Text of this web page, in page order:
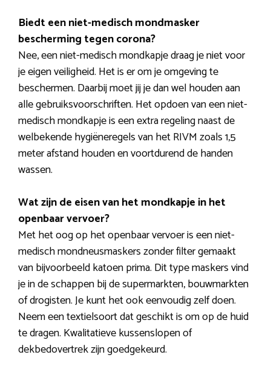
Biedt een niet-medisch mondmasker
bescherming tegen corona?
Nee, een niet-medisch mondkapje draag je niet voor
je eigen veiligheid. Het is er om je omgeving te
beschermen. Daarbij moet jij je dan wel houden aan
alle gebruiksvoorschriften. Het opdoen van een niet-
medisch mondkapje is een extra regeling naast de
welbekende hygiëneregels van het RIVM zoals 1,5
meter afstand houden en voortdurend de handen
wassen.
Wat zijn de eisen van het mondkapje in het
openbaar vervoer?
Met het oog op het openbaar vervoer is een niet-
medisch mondneusmaskers zonder filter gemaakt
van bijvoorbeeld katoen prima. Dit type maskers vind
je in de schappen bij de supermarkten, bouwmarkten
of drogisten. Je kunt het ook eenvoudig zelf doen.
Neem een textielsoort dat geschikt is om op de huid
te dragen. Kwalitatieve kussenslopen of
dekbedovertrek zijn goedgekeurd.